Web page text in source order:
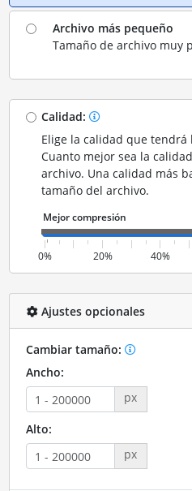
Archivo más pequeño
Tamaño de archivo muy
Calidad:
Elige la calidad que
Cuanto mejor sea la
archivo. Una calidad más
tamaño del archivo.
0% 20% 40%
Ajustes opcionales
Cambiar tamaño:
Ancho:
px
Alto:
px